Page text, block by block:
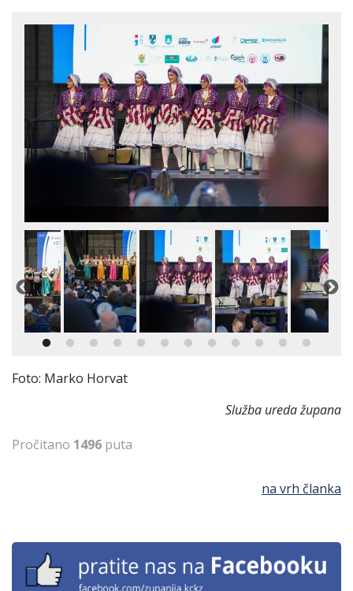
Foto: Marko Horvat
Služba ureda župana
Pročitano 1496 puta
na vrh članka